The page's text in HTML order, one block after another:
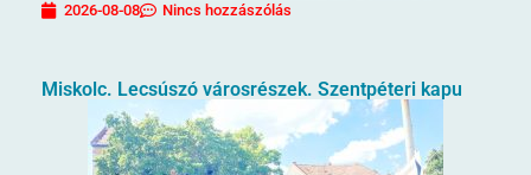
2026-08-08 Nincs hozzászólás
Miskolc. Lecsúszó városrészek. Szentpéteri kapu